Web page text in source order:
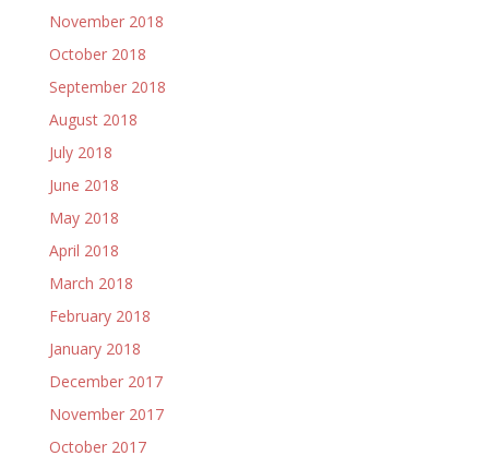
November 2018
October 2018
September 2018
August 2018
July 2018
June 2018
May 2018
April 2018
March 2018
February 2018
January 2018
December 2017
November 2017
October 2017